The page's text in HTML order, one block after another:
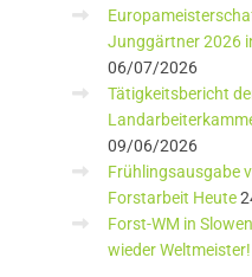
Junggärtner 2026
06/07/2026
Tätigkeitsbericht
09/06/2026
Frühlingsausgabe
Forstarbeit Heute
Forst-WM in
wieder Weltmeister!